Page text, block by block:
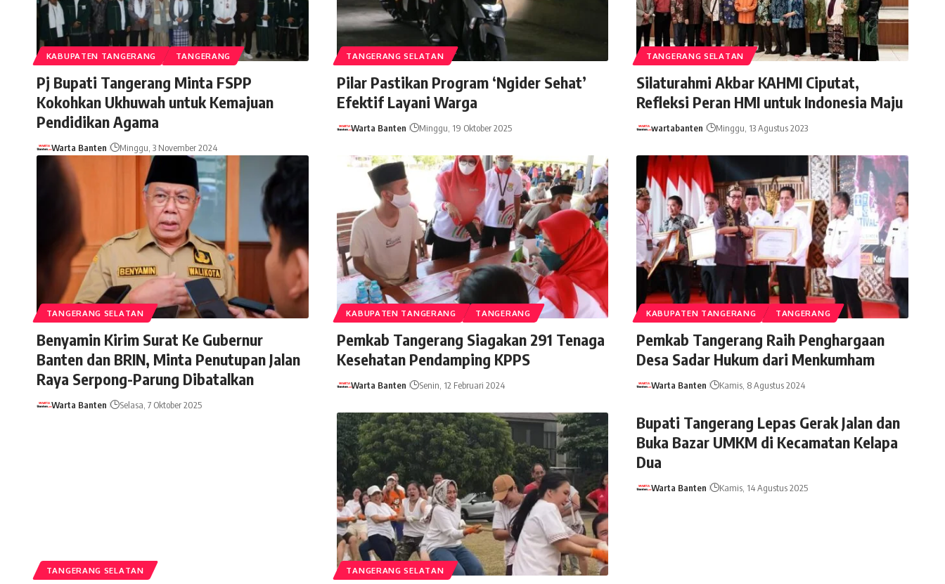
KABUPATEN TANGERANG TANGERANG
Pj Bupati Tangerang Minta FSPP
Kokohkan Ukhuwah untuk Kemajuan
Pendidikan Agama
Warta Banten Minggu, 3 November 2024
TANGERANG SELATAN
Pilar Pastikan Program ‘Ngider Sehat’
Efektif Layani Warga
Warta Banten Minggu, 19 Oktober 2025
TANGERANG SELATAN
Silaturahmi Akbar KAHMI Ciputat,
Refleksi Peran HMI untuk Indonesia Maju
wartabanten Minggu, 13 Agustus 2023
TANGERANG SELATAN
Benyamin Kirim Surat Ke Gubernur
Banten dan BRIN, Minta Penutupan Jalan
Raya Serpong-Parung Dibatalkan
Warta Banten Selasa, 7 Oktober 2025
KABUPATEN TANGERANG TANGERANG
Pemkab Tangerang Siagakan 291 Tenaga
Kesehatan Pendamping KPPS
Warta Banten Senin, 12 Februari 2024
KABUPATEN TANGERANG TANGERANG
Pemkab Tangerang Raih Penghargaan
Desa Sadar Hukum dari Menkumham
Warta Banten Kamis, 8 Agustus 2024
TANGERANG SELATAN TANGERANG SELATAN
Bupati Tangerang Lepas Gerak Jalan dan
Buka Bazar UMKM di Kecamatan Kelapa
Dua
Warta Banten Kamis, 14 Agustus 2025